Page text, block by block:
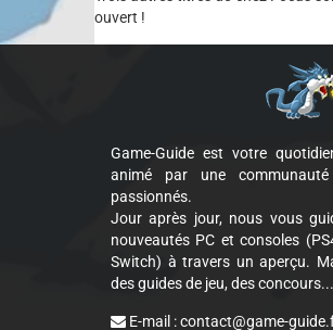
ouvert !
Game-Guide est votre
animé par une
passionnés.
Jour après jour, nous vous
nouveautés PC et consoles
Switch) à travers un aperçu.
des guides de jeu, des concours...
E-mail :contact@game-